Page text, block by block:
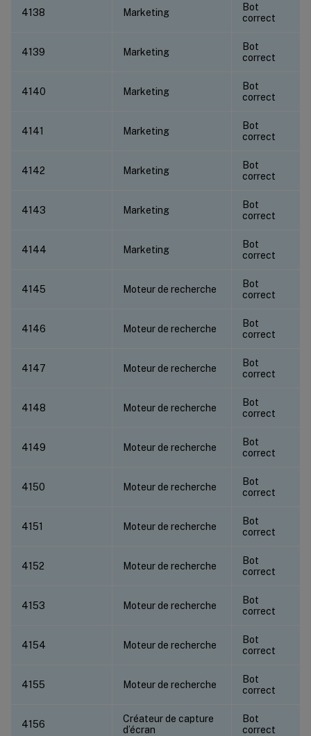
4138 Marketing
Bot
correct
4139 Marketing
Bot
correct
4140 Marketing
Bot
correct
4141 Marketing
Bot
correct
4142 Marketing
Bot
correct
4143 Marketing
Bot
correct
4144 Marketing
Bot
correct
4145 Moteur de recherche
Bot
correct
4146 Moteur de recherche
Bot
correct
4147 Moteur de recherche
Bot
correct
4148 Moteur de recherche
Bot
correct
4149 Moteur de recherche
Bot
correct
4150 Moteur de recherche
Bot
correct
4151 Moteur de recherche
Bot
correct
4152 Moteur de recherche
Bot
correct
4153 Moteur de recherche
Bot
correct
4154 Moteur de recherche
Bot
correct
4155 Moteur de recherche
Bot
correct
4156
Créateur de capture
d’écran
Bot
correct